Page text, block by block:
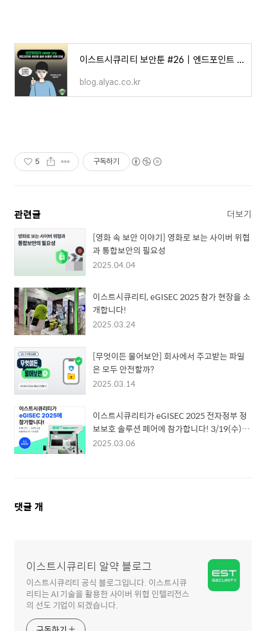
이스트시큐리티 보안툰 #26｜엔드포인트 보안 담당자 Never Cry!
blog.alyac.co.kr
5 구독하기
관련글 더보기
[영화 속 보안 이야기] 영화로 보는 사이버 위협
과 통합보안의 필요성
2025.04.04
이스트시큐리티, eGISEC 2025 참가 현장을 소
개합니다!
2025.03.24
[무엇이든 물어보안] 회사에서 주고받는 파일
은 모두 안전할까?
2025.03.14
이스트시큐리티가 eGISEC 2025 전자정부 정
보보호 솔루션 페어에 참가합니다! 3/19(수)~2
1(금)
2025.03.06
댓
댓글 개
이스트시큐리티 알약 블로그
이스트시큐리티 공식 블로그입니다. 이스트시큐
리티는 AI 기술을 활용한 사이버 위협 인텔리전스
의 선도 기업이 되겠습니다.